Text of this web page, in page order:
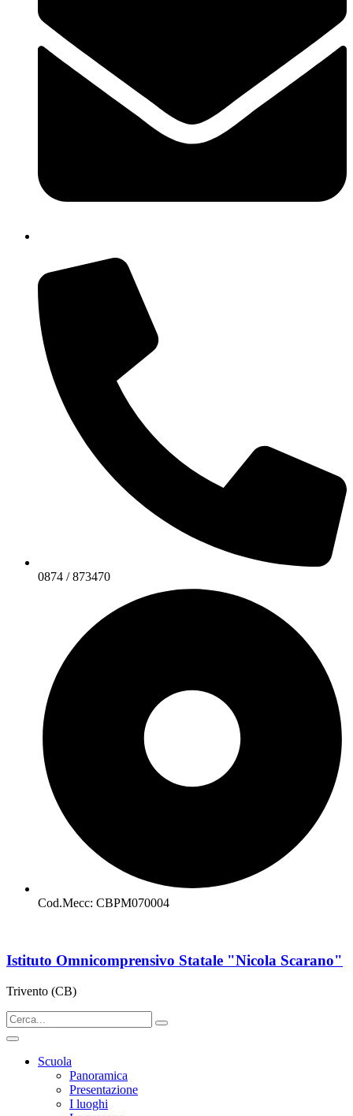
0874 / 873470
Cod.Mecc: CBPM070004
Istituto Omnicomprensivo Statale "Nicola Scarano"
Trivento (CB)
Scuola
Panoramica
Presentazione
I luoghi